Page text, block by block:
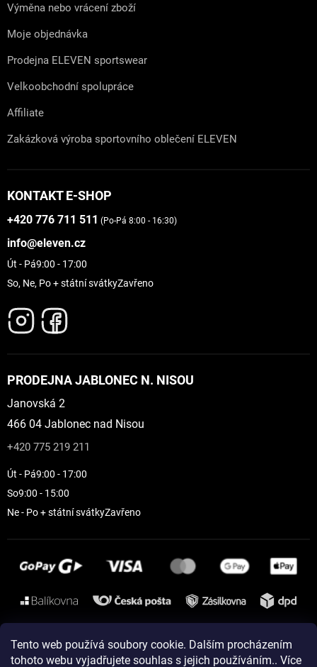
Tento web používá soubory cookie. Dalším procházením
tohoto webu vyjadřujete souhlas s jejich používáním.. Více
Výměna nebo vrácení zboží
Moje objednávka
Prodejna ELEVEN sportswear
Velkoobchodní spolupráce
Affiliate
Zakázková výroba sportovního oblečení ELEVEN
KONTAKT E-SHOP
+420 776 711 511 (Po-Pá 8:00 - 16:30)
info@eleven.cz
Út - Pá9:00 - 17:00
So, Ne, Po + státní svátkyZavřeno
PRODEJNA JABLONEC N. NISOU
Janovská 2
466 04 Jablonec nad Nisou
+420 775 219 211
Út - Pá9:00 - 17:00
So9:00 - 15:00
Ne - Po + státní svátkyZavřeno
Instagram